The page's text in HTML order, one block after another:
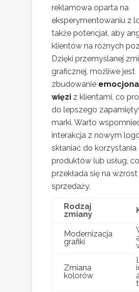
reklamowa oparta na
eksperymentowaniu z
także potencjał, aby
klientów na różnych
Dzięki przemyślanej
graficznej, możliwe jest
zbudowanie
więzi z klientami, co
do lepszego
marki. Warto
interakcja z nowym
skłaniać do korzystania
produktów lub usług, co
przekłada się na wzrost
sprzedaży.
Rodzaj
zmiany
Modernizacja
grafiki
Zmiana
kolorów